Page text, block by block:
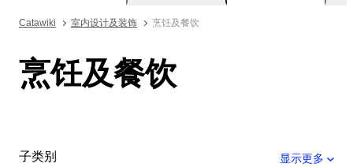
Catawiki 室内设计及装饰 烹饪及餐饮
烹饪及餐饮
子类别 显示更多